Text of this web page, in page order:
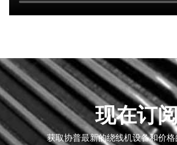
现在订
获取协普最新的绕线机设备和价格